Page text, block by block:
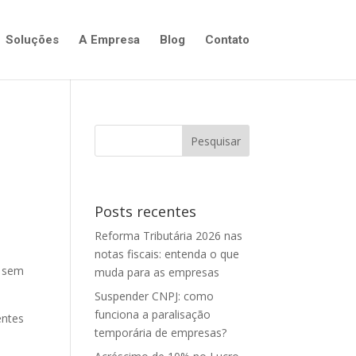
Soluções A Empresa Blog Contato
Posts recentes
Reforma Tributária 2026 nas
notas fiscais: entenda o que
muda para as empresas
Suspender CNPJ: como
funciona a paralisação
temporária de empresas?